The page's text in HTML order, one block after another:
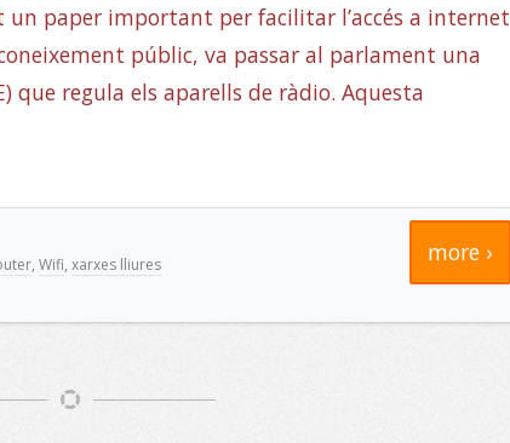
paper important per facilitar l’accés a internet
públic, va passar al parlament una
que regula els aparells de ràdio. Aquesta
more ›
, Wifi, xarxes lliures